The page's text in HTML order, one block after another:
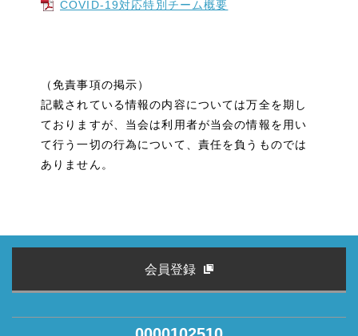
COVID-19対応特別チーム概要
（免責事項の掲示）
記載されている情報の内容については万全を期し
ておりますが、当会は利用者が当会の情報を用い
て行う一切の行為について、責任を負うものでは
ありません。
会員登録